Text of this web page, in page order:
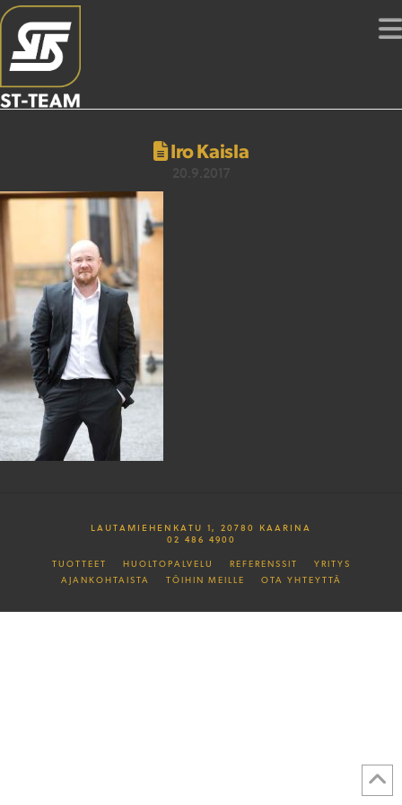
Iro Kaisla
LAUTAMIEHENKATU 1, 20780 KAARINA
02 486 4900
TUOTTEET HUOLTOPALVELU REFERENSSIT
YRITYS
AJANKOHTAISTA
TÖIHIN MEILLE OTA YHTEYTTÄ